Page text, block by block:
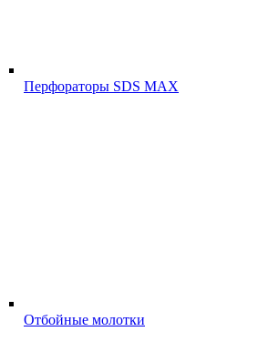
Перфораторы SDS MAX
Отбойные молотки